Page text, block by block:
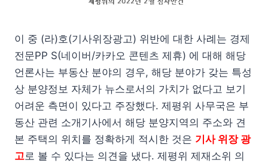
이 중 (라)호(기사위장광고) 위반에 대한 사례는 경제
전문PP S(네이버/카카오 콘텐츠 제휴) 에 대해 해당
언론사는 부동산 분야의 경우, 해당 분야가 갖는 특성
상 분양정보 자체가 뉴스로서의 가치가 없다고 보기
어려운 측면이 있다고 주장했다. 제평위 사무국은 부
동산 관련 소개기사에서 해당 분양지역의 주소와 견
본 주택의 위치를 정확하게 적시한 것은 기사 위장 광
고로 볼 수 있다는 의견을 냈다. 제평위 제재소위 의